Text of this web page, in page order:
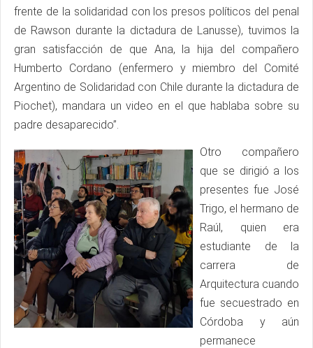
frente de la solidaridad con los presos políticos del penal
de Rawson durante la dictadura de Lanusse), tuvimos la
gran satisfacción de que Ana, la hija del compañero
Humberto Cordano (enfermero y miembro del Comité
Argentino de Solidaridad con Chile durante la dictadura de
Piochet), mandara un video en el que hablaba sobre su
padre desaparecido”.
Otro compañero
que se dirigió a los
presentes fue José
Trigo, el hermano de
Raúl, quien era
estudiante de la
carrera de
Arquitectura cuando
fue secuestrado en
Córdoba y aún
permanece